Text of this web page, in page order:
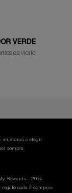
VERDE
de vidrio
muestras a elegir
compra
Rewards: -20%
regalo cada 2 compras